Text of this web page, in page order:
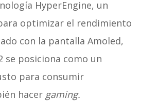
HyperEngine, un
optimizar el rendimiento
con la pantalla Amoled,
se posiciona como un
para consumir
hacer gaming.